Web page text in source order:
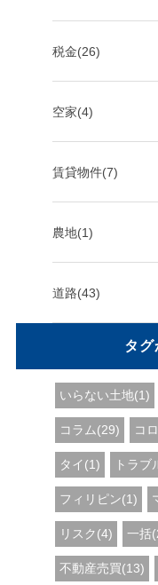
税金(26)
空家(4)
賃貸物件(7)
農地(1)
道路(43)
タグ
いらない土地(1)
コラム(29) コ
タイ(1) トラブ
フィリピン(1)
リスク(4) 一括
不動産売買(13)